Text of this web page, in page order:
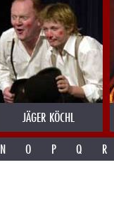
JÄGER KÖCHL
N O P Q R